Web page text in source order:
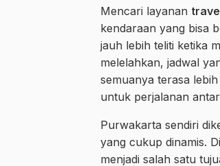
Mencari layanan
kendaraan yang bisa
jauh lebih teliti ketika
melelahkan, jadwal
semuanya terasa
untuk perjalanan
Purwakarta sendiri
yang cukup dinamis.
menjadi salah satu